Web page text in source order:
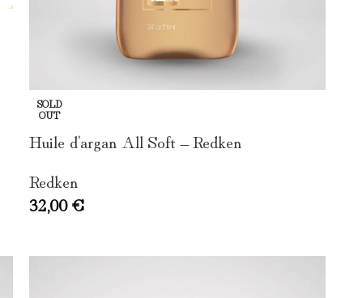
SOLD
OUT
Huile d’argan All Soft – Redken
Redken
32,00€